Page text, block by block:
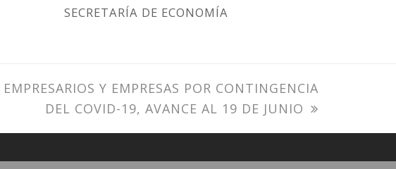
SECRETARÍA DE ECONOMÍA
Y EMPRESAS POR CONTINGENCIA
DEL COVID-19, AVANCE AL 19 DE JUNIO